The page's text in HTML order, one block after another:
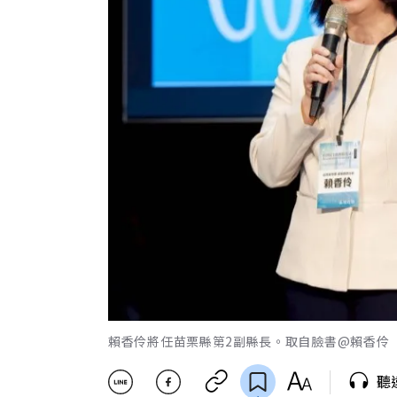
賴香伶將任苗栗縣第2副縣長。取自臉書@賴香伶
聽